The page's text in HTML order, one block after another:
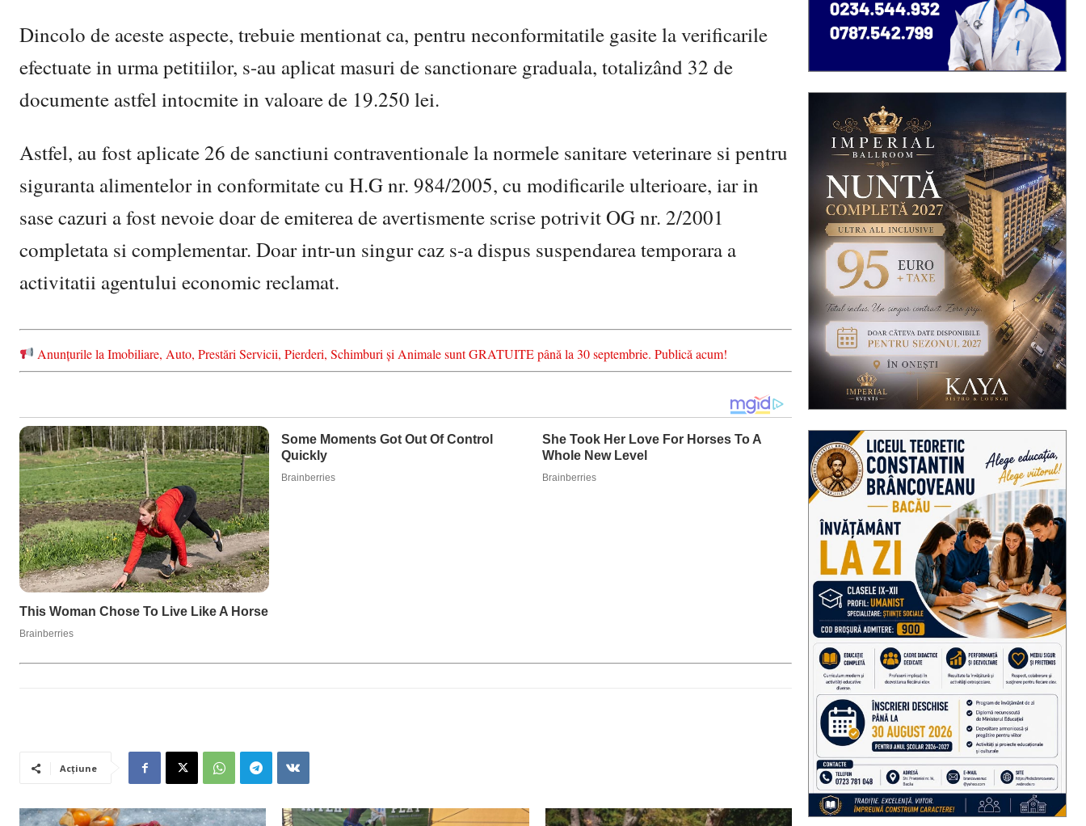
Dincolo de aceste aspecte, trebuie mentionat ca, pentru neconformitatile gasite la verificarile
efectuate in urma petitiilor, s-au aplicat masuri de sanctionare graduala, totalizând 32 de
documente astfel intocmite in valoare de 19.250 lei.
Astfel, au fost aplicate 26 de sanctiuni contraventionale la normele sanitare veterinare si pentru
siguranta alimentelor in conformitate cu H.G nr. 984/2005, cu modificarile ulterioare, iar in
sase cazuri a fost nevoie doar de emiterea de avertismente scrise potrivit OG nr. 2/2001
completata si complementar. Doar intr-un singur caz s-a dispus suspendarea temporara a
activitatii agentului economic reclamat.
Anunțurile la Imobiliare, Auto, Prestări Servicii, Pierderi, Schimburi și Animale sunt GRATUITE până la 30 septembrie. Publică acum!
Acțiune